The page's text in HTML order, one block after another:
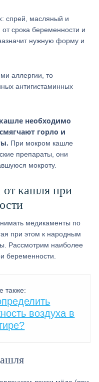
спрей, масляный и
срока беременности и
нужную форму и
аллергии, то
антигистаминных
необходимо
горло и
При мокром кашле
препараты, они
мокроту.
от кашля при
медикаменты по
при этом к народным
Рассмотрим наиболее
беременности.
также:
воздуха в